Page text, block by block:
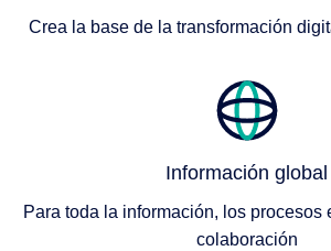
Crea la base de la transformación
Información global
Para toda la información, los procesos
colaboración